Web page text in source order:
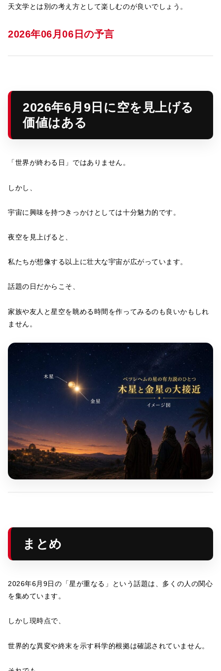
天文学とは別の考え方として楽しむのが良いでしょう。
2026年06月06日の予言
2026年6月9日に空を見上げる
価値はある
「世界が終わる日」ではありません。
しかし、
宇宙に興味を持つきっかけとしては十分魅力的です。
夜空を見上げると、
私たちが想像する以上に壮大な宇宙が広がっています。
話題の日だからこそ、
家族や友人と星空を眺める時間を作ってみるのも良いかもしれ
ません。
まとめ
2026年6月9日の「星が重なる」という話題は、多くの人の関心
を集めています。
しかし現時点で、
世界的な異変や終末を示す科学的根拠は確認されていません。